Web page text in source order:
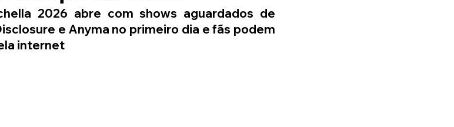
2026 abre com shows aguardados de
e Anyma no primeiro dia e fãs podem
internet